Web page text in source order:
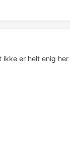
er helt enig